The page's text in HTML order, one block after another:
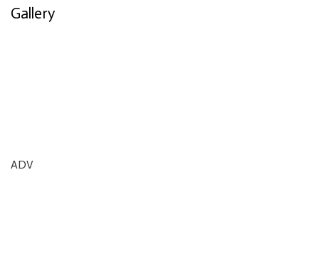
Gallery
ADV